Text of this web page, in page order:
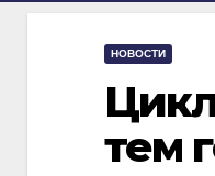
НОВОСТИ
тем